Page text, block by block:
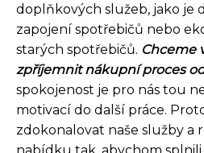
doplňkových služeb, jako je
zapojení spotřebičů nebo
starých spotřebičů. Chceme
zpříjemnit nákupní proces
spokojenost je pro nás tou
motivací do další práce.
zdokonalovat naše služby a